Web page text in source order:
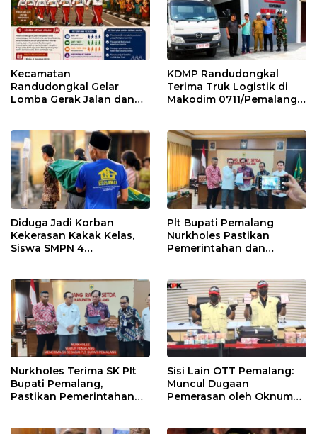
Kecamatan
Randudongkal Gelar
Lomba Gerak Jalan dan
KDMP Randudongkal
Terima Truk Logistik di
Makodim 0711/Pemalang
Diduga Jadi Korban
Kekerasan Kakak Kelas,
Siswa SMPN 4
Plt Bupati Pemalang
Nurkholes Pastikan
Pemerintahan dan
Nurkholes Terima SK Plt
Bupati Pemalang,
Pastikan Pemerintahan
Sisi Lain OTT Pemalang:
Muncul Dugaan
Pemerasan oleh Oknum